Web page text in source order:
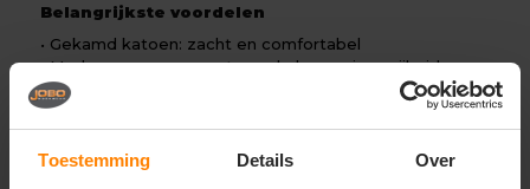
Toestemming Details Over
Belangrijkste voordelen
• Gekamd katoen: zacht en comfortabel
• Moderne pasvorm met goede bewegingsvrijheid
• Verstevigde en voorgekrompen hals
• Tricot afwerking bij de hals
• Industrieel wasbaar
• Ruimte voor logo-opdruk